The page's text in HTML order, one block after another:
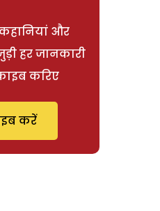
और
हर जानकारी
करिए
करें